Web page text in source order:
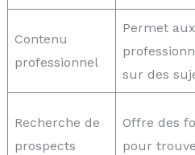
Contenu
professionnel
Permet
sur des
Recherche de
prospects
Offre des
pour